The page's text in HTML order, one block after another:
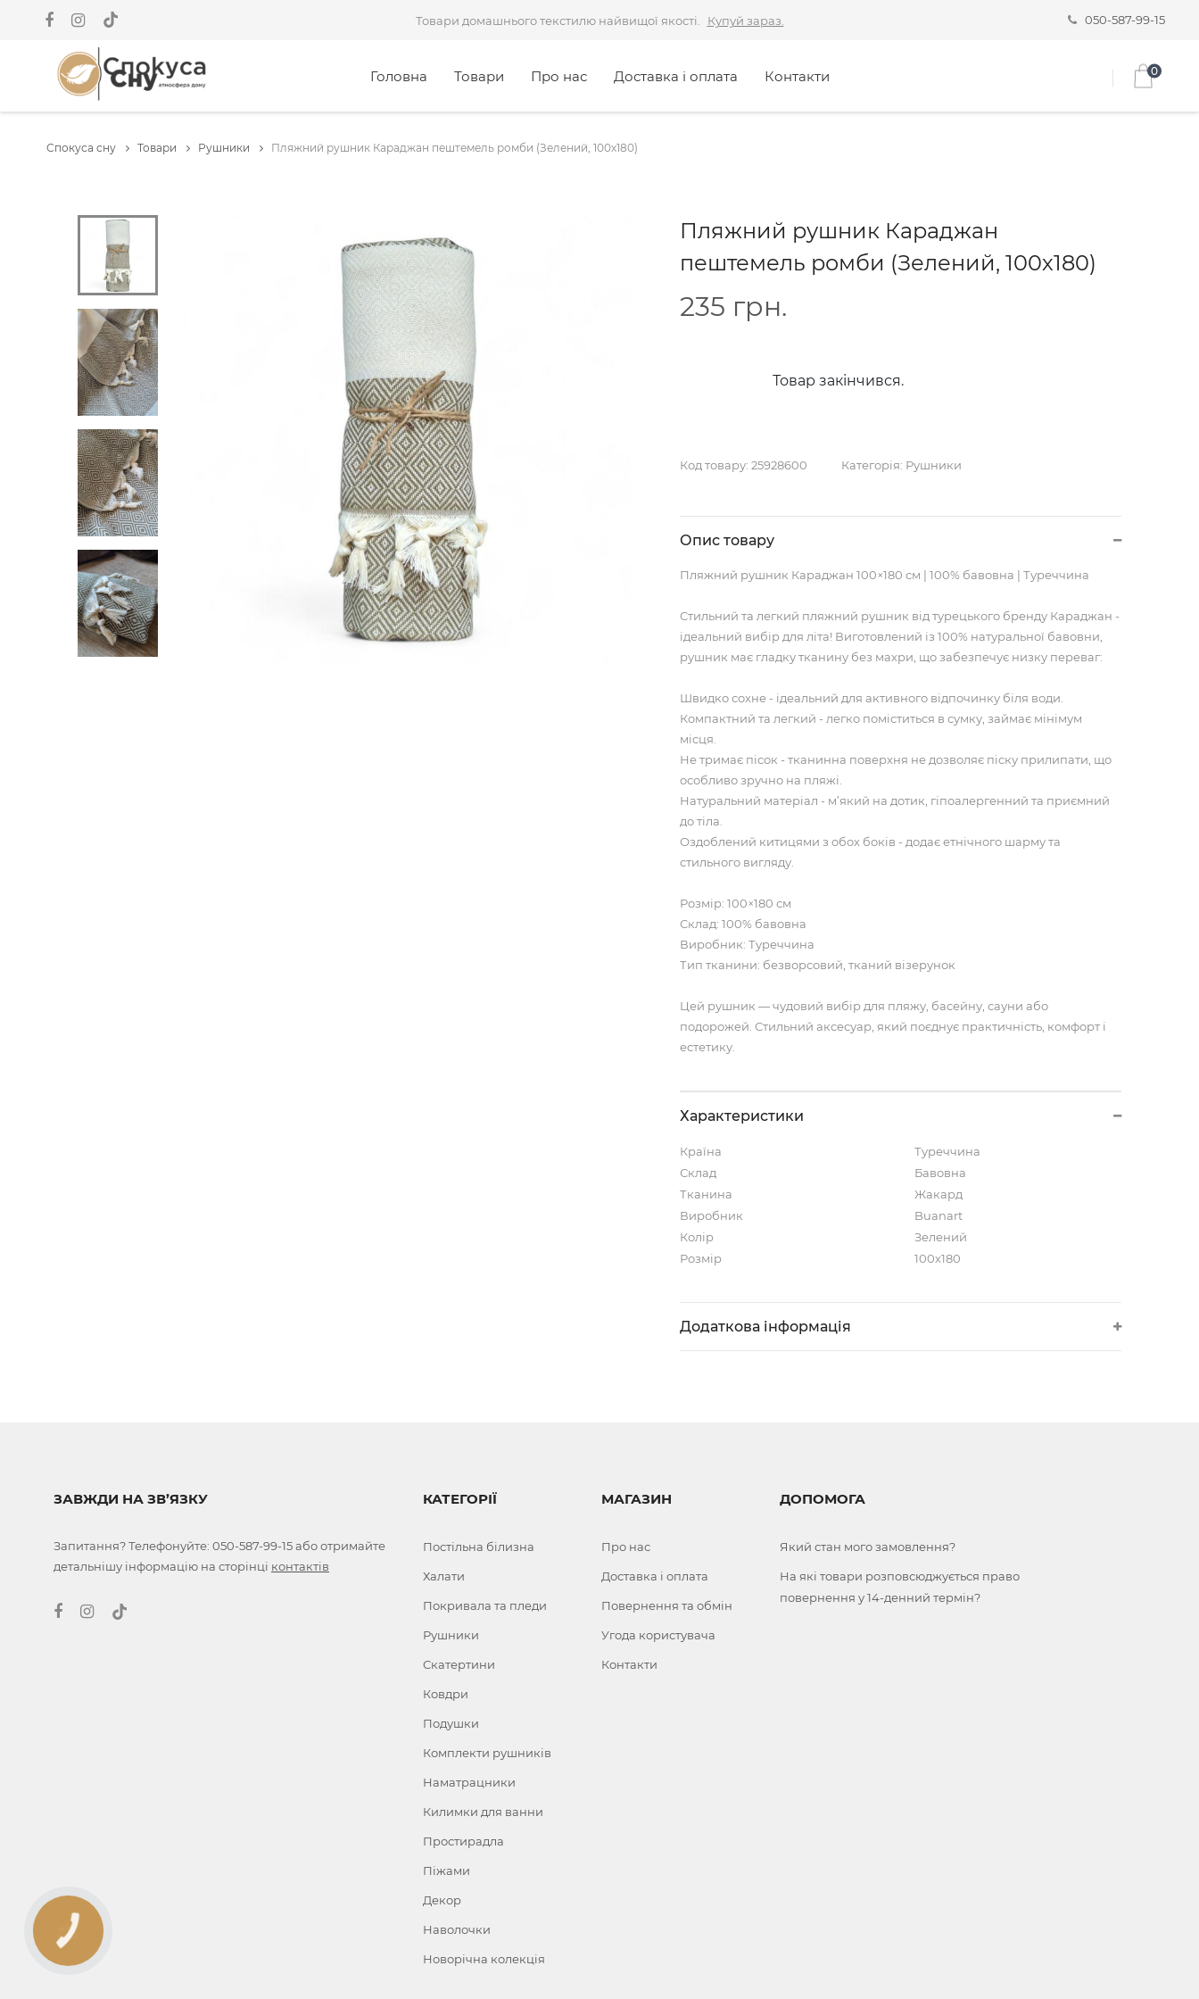
Товари домашнього текстилю найвищої якості. Купуй зараз. 050-587-99-15
Головна Товари Про нас Доставка і оплата Контакти 0
Спокуса сну Товари Рушники Пляжний рушник Караджан пештемель ромби (Зелений, 100х180)
Пляжний рушник Караджан
пештемель ромби (Зелений, 100х180)
235 грн.
Товар закінчився.
Код товару:25928600 Категорія: Рушники
Опис товару
Пляжний рушник Караджан 100×180 см | 100% бавовна | Туреччина
Стильний та легкий пляжний рушник від турецького бренду Караджан -
ідеальний вибір для літа! Виготовлений із 100% натуральної бавовни,
рушник має гладку тканину без махри, що забезпечує низку переваг:
Швидко сохне - ідеальний для активного відпочинку біля води.
Компактний та легкий - легко поміститься в сумку, займає мінімум
місця.
Не тримає пісок - тканинна поверхня не дозволяє піску прилипати, що
особливо зручно на пляжі.
Натуральний матеріал - м’який на дотик, гіпоалергенний та приємний
до тіла.
Оздоблений китицями з обох боків - додає етнічного шарму та
стильного вигляду.
Розмір: 100×180 см
Склад: 100% бавовна
Виробник: Туреччина
Тип тканини: безворсовий, тканий візерунок
Цей рушник — чудовий вибір для пляжу, басейну, сауни або
подорожей. Стильний аксесуар, який поєднує практичність, комфорт і
естетику.
Характеристики
Країна
Туреччина
Склад
Бавовна
Тканина
Жакард
Виробник
Buanart
Колір
Зелений
Розмір
100х180
Додаткова інформація
ЗАВЖДИ НА ЗВ’ЯЗКУ
Запитання? Телефонуйте: 050-587-99-15або отримайте
детальнішу інформацію на сторінці контактів
КАТЕГОРІЇ
Постільна білизна
Халати
Покривала та пледи
Рушники
Скатертини
Ковдри
Подушки
Комплекти рушників
Наматрацники
Килимки для ванни
Простирадла
Піжами
Декор
Наволочки
Новорічна колекція
МАГАЗИН
Про нас
Доставка і оплата
Повернення та обмін
Угода користувача
Контакти
ДОПОМОГА
Який стан мого замовлення?
На які товари розповсюджується право
повернення у 14-денний термін?
КНОПКА
ЗВ'ЯЗКУ